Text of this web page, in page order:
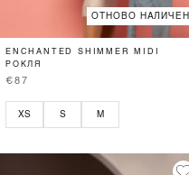
ОТНОВО НАЛИЧЕН
ENCHANTED SHIMMER MIDI
РОКЛЯ
€87
XS S M